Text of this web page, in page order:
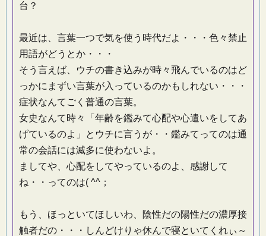
台？
最近は、言葉一つで気を使う時代だよ・・・色々禁止
用語がどうとか・・・
そう言えば、ウチの書き込みが時々飛んでいるのはど
っかにまずい言葉が入っているのかもしれない・・・
症状なんてごく普通の言葉。
女史なんて時々「年齢を鑑みて心配や心遣いをしてあ
げているのよ」とウチに言うが・・鑑みてってのは通
常の会話には滅多に使わないよ。
ましてや、心配をしてやっているのよ、感謝して
ね・・ってのは( ^^；
もう、ほっといてほしいわ、陰性だの陽性だの濃厚接
触者だの・・・しんどけりゃ休んで寝といてくれぃ～